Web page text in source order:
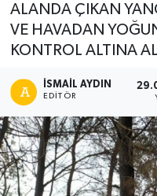
ALANDA ÇIKAN
VE HAVADAN
KONTROL ALTINA
İSMAIL AYDIN
EDITÖR
RESMİ REKLAM